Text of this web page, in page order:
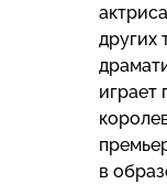
других
играет
в